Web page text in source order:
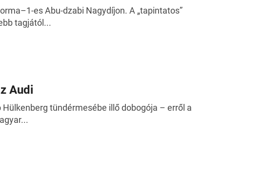
es Abu-dzabi Nagydíjon. A „tapintatos”
tagjától...
Audi
tündérmesébe illő dobogója – erről a